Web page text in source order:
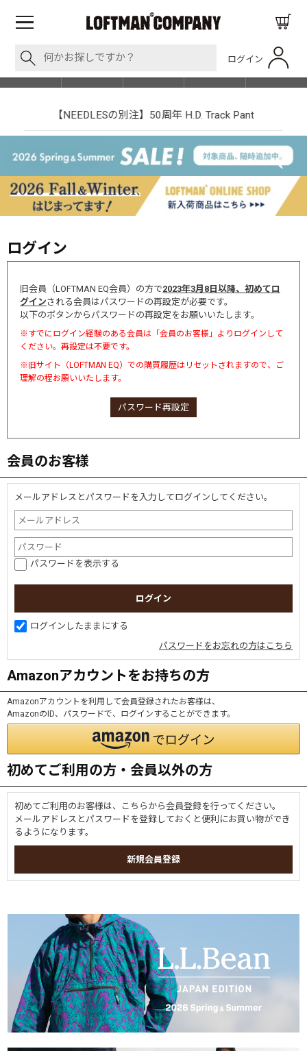
ログイン
SHOP LIST
【NEEDLESの別注】50周年 H.D. Track Pant
ログイン
旧会員（LOFTMAN EQ会員）の方で2023年3月8日以降、初めてロ
グインされる会員はパスワードの再設定が必要です。
以下のボタンからパスワードの再設定をお願いいたします。
※すでにログイン経験のある会員は「会員のお客様」よりログインして
ください。再設定は不要です。
※旧サイト（LOFTMAN EQ）での購買履歴はリセットされますので、ご
理解の程お願いいたします。
パスワード再設定
会員のお客様
メールアドレスとパスワードを入力してログインしてください。
パスワードを表示する
ログインしたままにする
パスワードをお忘れの方はこちら
Amazonアカウントをお持ちの方
Amazonアカウントを利用して会員登録されたお客様は、
AmazonのID、パスワードで、ログインすることができます。
初めてご利用の方・会員以外の方
初めてご利用のお客様は、こちらから会員登録を行ってください。
メールアドレスとパスワードを登録しておくと便利にお買い物ができ
るようになります。